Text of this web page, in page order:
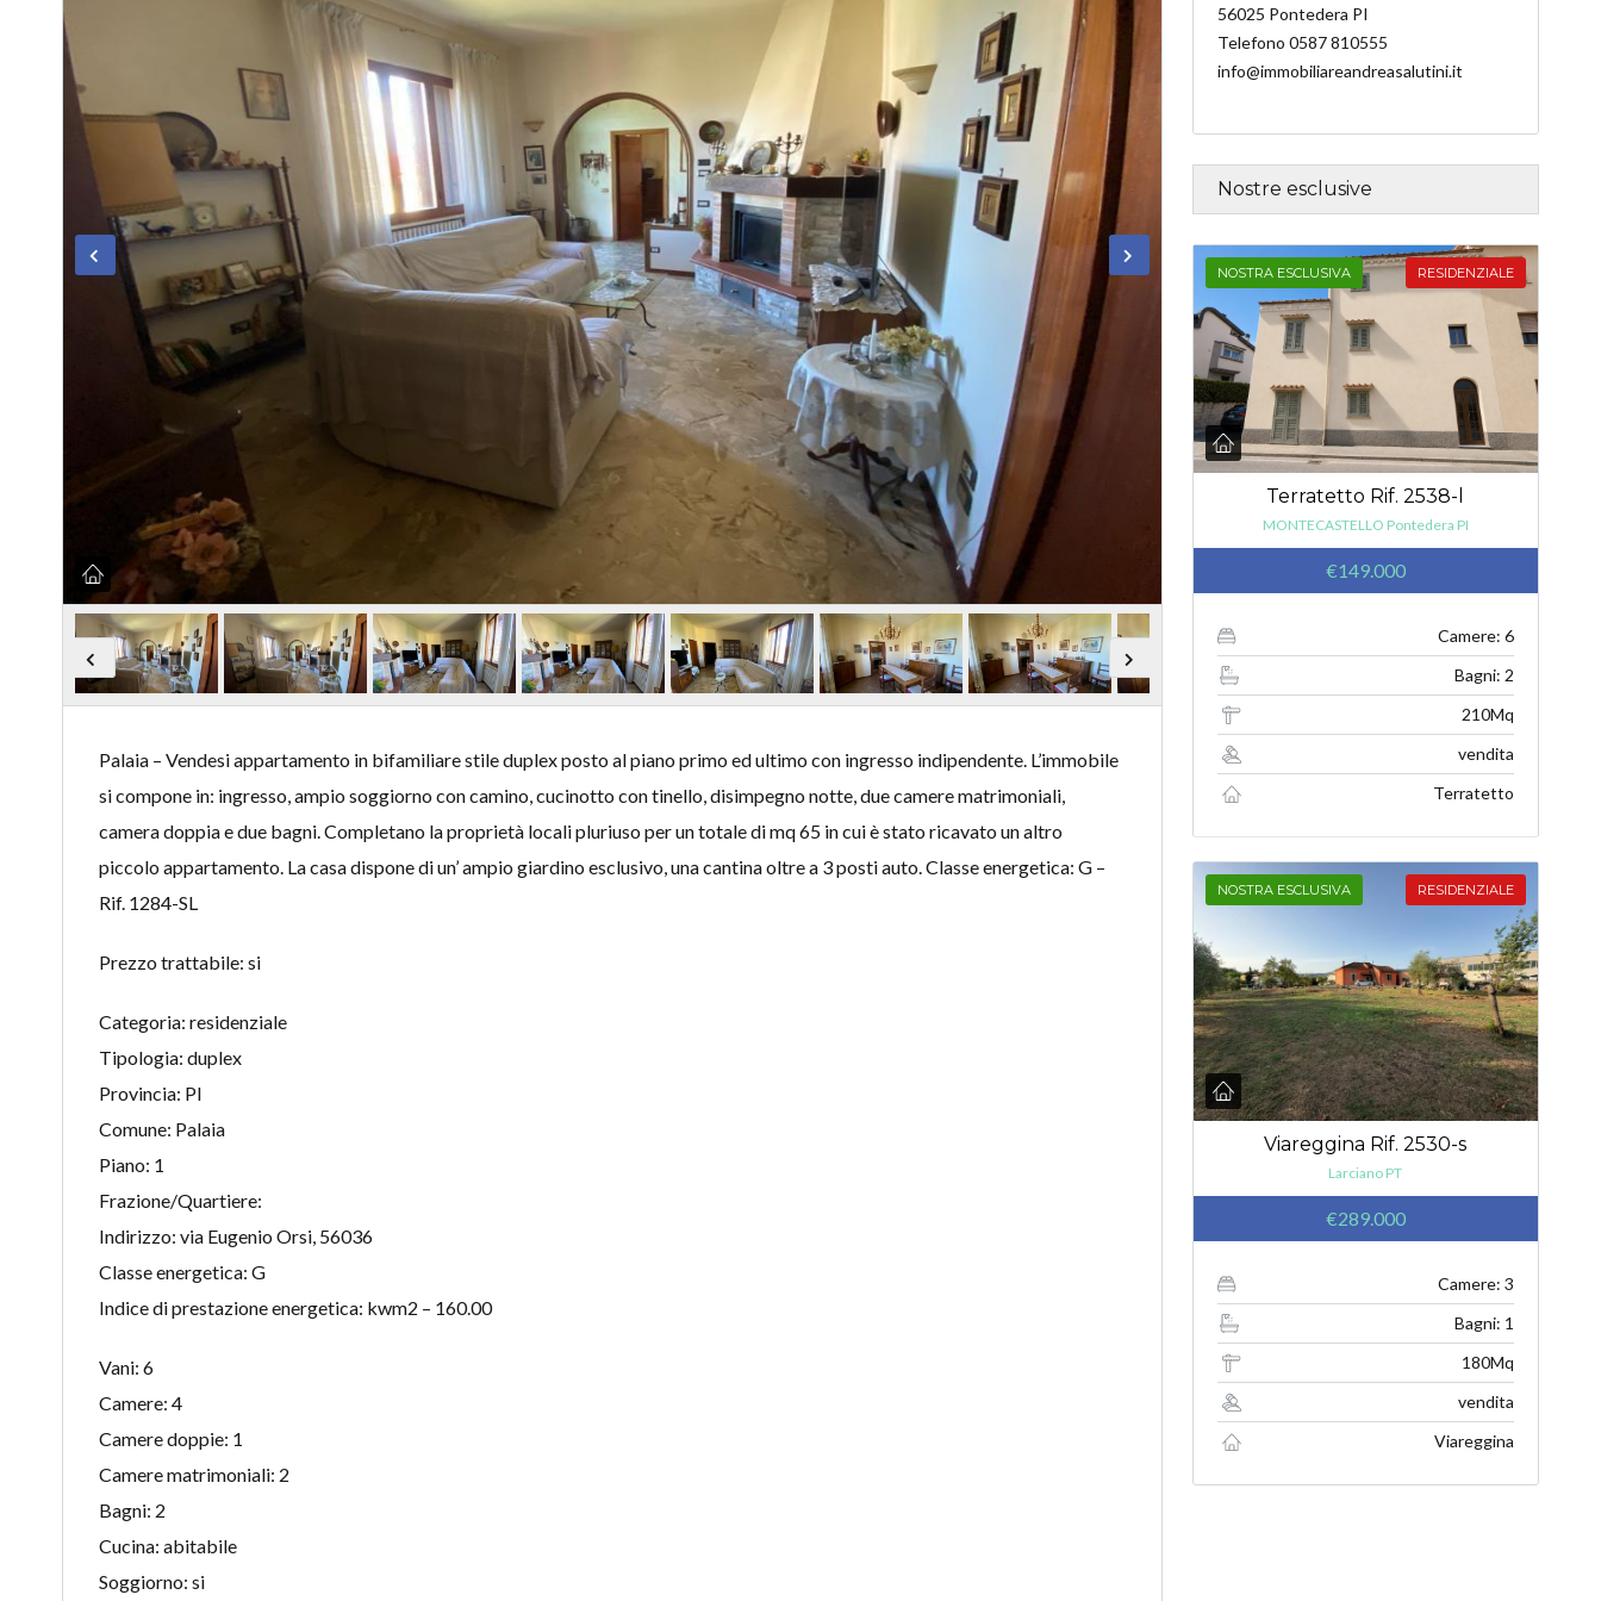
Palaia – Vendesi appartamento in bifamiliare stile duplex posto al piano primo ed ultimo con ingresso indipendente. L’immobile
si compone in: ingresso, ampio soggiorno con camino, cucinotto con tinello, disimpegno notte, due camere matrimoniali,
camera doppia e due bagni. Completano la proprietà locali pluriuso per un totale di mq 65 in cui è stato ricavato un altro
piccolo appartamento. La casa dispone di un’ ampio giardino esclusivo, una cantina oltre a 3 posti auto. Classe energetica: G –
Rif. 1284-SL
Prezzo trattabile: si
Categoria: residenziale
Tipologia: duplex
Provincia: PI
Comune: Palaia
Piano: 1
Frazione/Quartiere:
Indirizzo: via Eugenio Orsi, 56036
Classe energetica: G
Indice di prestazione energetica: kwm2 – 160.00
Vani: 6
Camere: 4
Camere doppie: 1
Camere matrimoniali: 2
Bagni: 2
Cucina: abitabile
Soggiorno: si
56025 Pontedera PI
Telefono 0587 810555
info@immobiliareandreasalutini.it
Nostre esclusive
NOSTRA ESCLUSIVA RESIDENZIALE
Terratetto Rif. 2538-l
MONTECASTELLO Pontedera PI
€149.000
Camere: 6
Bagni: 2
210Mq
vendita
Terratetto
NOSTRA ESCLUSIVA RESIDENZIALE
Viareggina Rif. 2530-s
Larciano PT
€289.000
Camere: 3
Bagni: 1
180Mq
vendita
Viareggina